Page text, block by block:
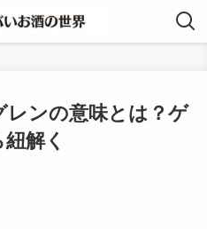
レンの意味とは？ゲ
解く